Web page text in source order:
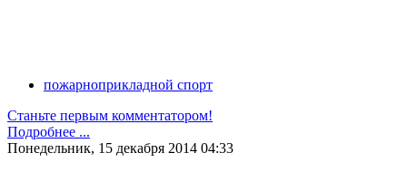
пожарноприкладной спорт
Станьте первым комментатором!
Подробнее ...
Понедельник, 15 декабря 2014 04:33